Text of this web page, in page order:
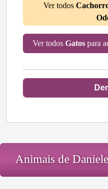
Ver todos
Ver todos Gatospara
Animais de